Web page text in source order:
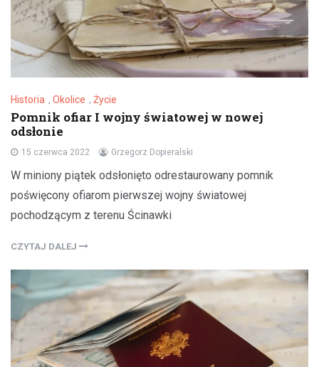
Historia , Okolice , Życie
Pomnik ofiar I wojny światowej w nowej
odsłonie
15 czerwca 2022 Grzegorz Dopieralski
W miniony piątek odsłonięto odrestaurowany pomnik
poświęcony ofiarom pierwszej wojny światowej
pochodzącym z terenu Ścinawki
CZYTAJ DALEJ